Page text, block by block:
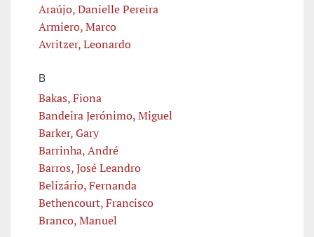
Araújo, Danielle Pereira
Armiero, Marco
Avritzer, Leonardo
B
Bakas, Fiona
Bandeira Jerónimo, Miguel
Barker, Gary
Barrinha, André
Barros, José Leandro
Belizário, Fernanda
Bethencourt, Francisco
Branco, Manuel